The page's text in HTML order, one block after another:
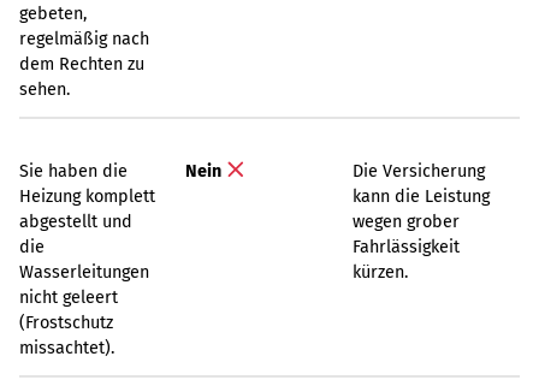
gebeten,
regelmäßig nach
dem Rechten zu
sehen.
Sie haben die
Heizung komplett
abgestellt und
die
Wasserleitungen
nicht geleert
(Frostschutz
missachtet).
Nein
Die Versicherung
kann die Leistung
wegen grober
Fahrlässigkeit
kürzen.